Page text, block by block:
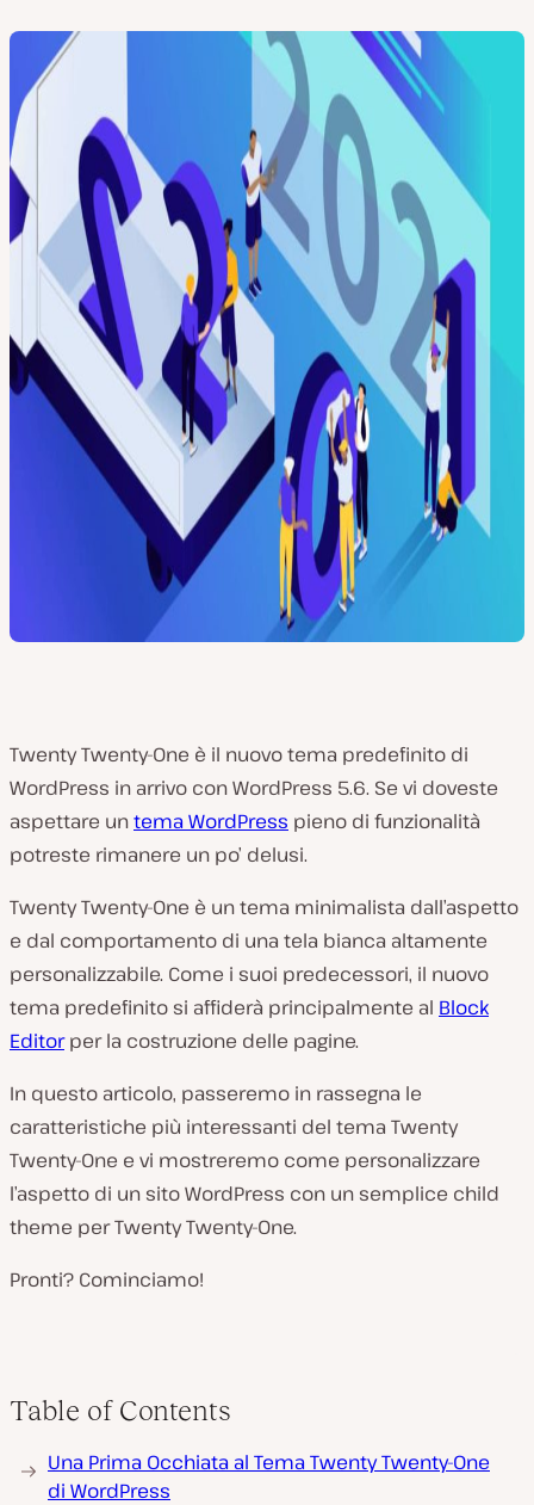
Twenty Twenty-One è il nuovo tema predefinito di
WordPress in arrivo con WordPress 5.6. Se vi doveste
aspettare untema WordPress pieno di funzionalità
potreste rimanere un po’ delusi.
Twenty Twenty-One è un tema minimalista dall’aspetto
e dal comportamento di una tela bianca altamente
personalizzabile. Come i suoi predecessori, il nuovo
tema predefinito si affiderà principalmente al Block
Editorper la costruzione delle pagine.
In questo articolo, passeremo in rassegna le
caratteristiche più interessanti del tema Twenty
Twenty-One e vi mostreremo come personalizzare
l’aspetto di un sito WordPress con un semplice child
theme per Twenty Twenty-One.
Pronti? Cominciamo!
Table of Contents
Una Prima Occhiata al Tema Twenty Twenty-One
di WordPress